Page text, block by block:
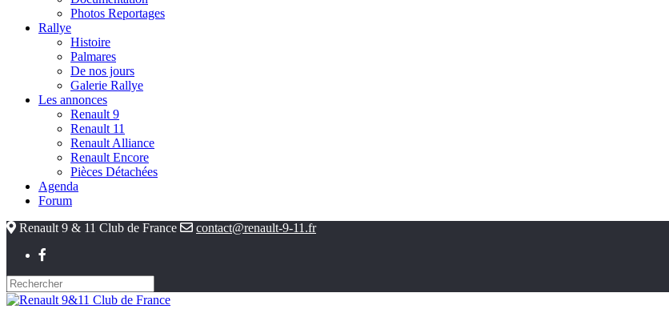
Photos Reportages
Rallye
Histoire
Palmares
De nos jours
Galerie Rallye
Les annonces
Renault 9
Renault 11
Renault Alliance
Renault Encore
Pièces Détachées
Agenda
Forum
Renault 9 & 11 Club de France
contact@renault-9-11.fr